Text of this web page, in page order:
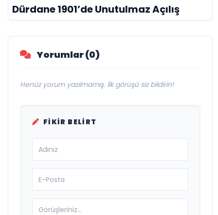
Dürdane 1901’de Unutulmaz Açılış
Yorumlar (0)
Henüz yorum yazılmamış. İlk görüşü siz bildirin!
FIKIR BELIRT